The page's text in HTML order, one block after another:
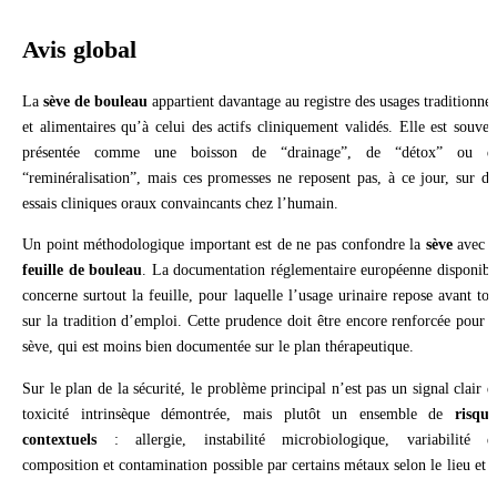
Avis global
La sève de bouleau appartient davantage au registre des usages
et alimentaires qu’à celui des actifs cliniquement validés. Elle est
présentée comme une boisson de “drainage”, de “détox” ou
“reminéralisation”, mais ces promesses ne reposent pas, à ce jour, sur
essais cliniques oraux convaincants chez l’humain.
Un point méthodologique important est de ne pas confondre la sèveavec
feuille de bouleau. La documentation réglementaire européenne
concerne surtout la feuille, pour laquelle l’usage urinaire repose avant
sur la tradition d’emploi. Cette prudence doit être encore renforcée pour
sève, qui est moins bien documentée sur le plan thérapeutique.
Sur le plan de la sécurité, le problème principal n’est pas un signal clair
toxicité intrinsèque démontrée, mais plutôt un ensemble de
contextuels : allergie, instabilité microbiologique, variabilité
composition et contamination possible par certains métaux selon le lieu et